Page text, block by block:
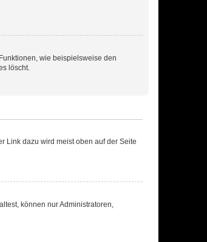
wie beispielsweise den
löscht.
Link dazu wird meist oben auf der Seite
können nur Administratoren,